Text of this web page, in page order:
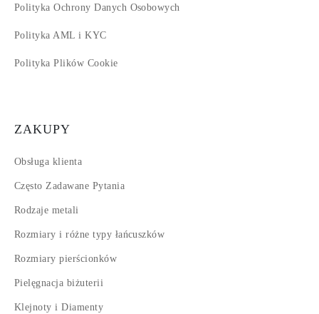
Polityka Ochrony Danych Osobowych
Polityka AML i KYC
Polityka Plików Cookie
ZAKUPY
Obsługa klienta
Często Zadawane Pytania
Rodzaje metali
Rozmiary i różne typy łańcuszków
Rozmiary pierścionków
Pielęgnacja biżuterii
Klejnoty i Diamenty